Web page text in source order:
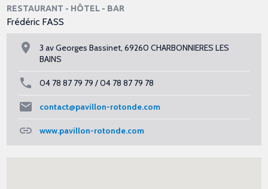
RESTAURANT - HÔTEL - BAR
Frédéric FASS
3 av Georges Bassinet, 69260 CHARBONNIERES LES
BAINS
04 78 87 79 79 / 04 78 87 79 78
contact@pavillon-rotonde.com
www.pavillon-rotonde.com